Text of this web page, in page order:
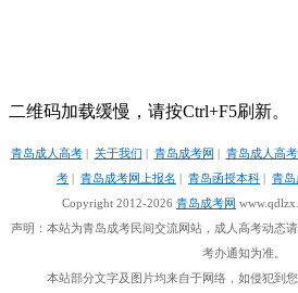
二维码加载缓慢，请按Ctrl+F5刷新。
青岛成人高考| 关于我们 | 青岛成考网 | 青岛成人高
考 | 青岛成考网上报名 | 青岛函授本科 | 青岛
Copyright 2012-2026 青岛成考网
声明：本站为青岛成考民间交流网站，成人高考动态
考办通知为准。
本站部分文字及图片均来自于网络，如侵犯到